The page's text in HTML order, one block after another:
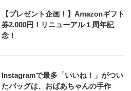
【プレゼント企画！】Amazonギフト
券2,000円！リニューアル１周年記
念！
Instagramで最多「いいね！」がつい
たバッグは、おばあちゃんの手作